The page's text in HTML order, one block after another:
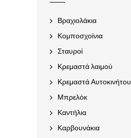
Βραχιολάκια
Κομποσχοίνια
Σταυροί
Κρεμαστά λαιμού
Κρεμαστά Αυτοκινήτου
Μπρελόκ
Καντήλια
Καρβουνάκια